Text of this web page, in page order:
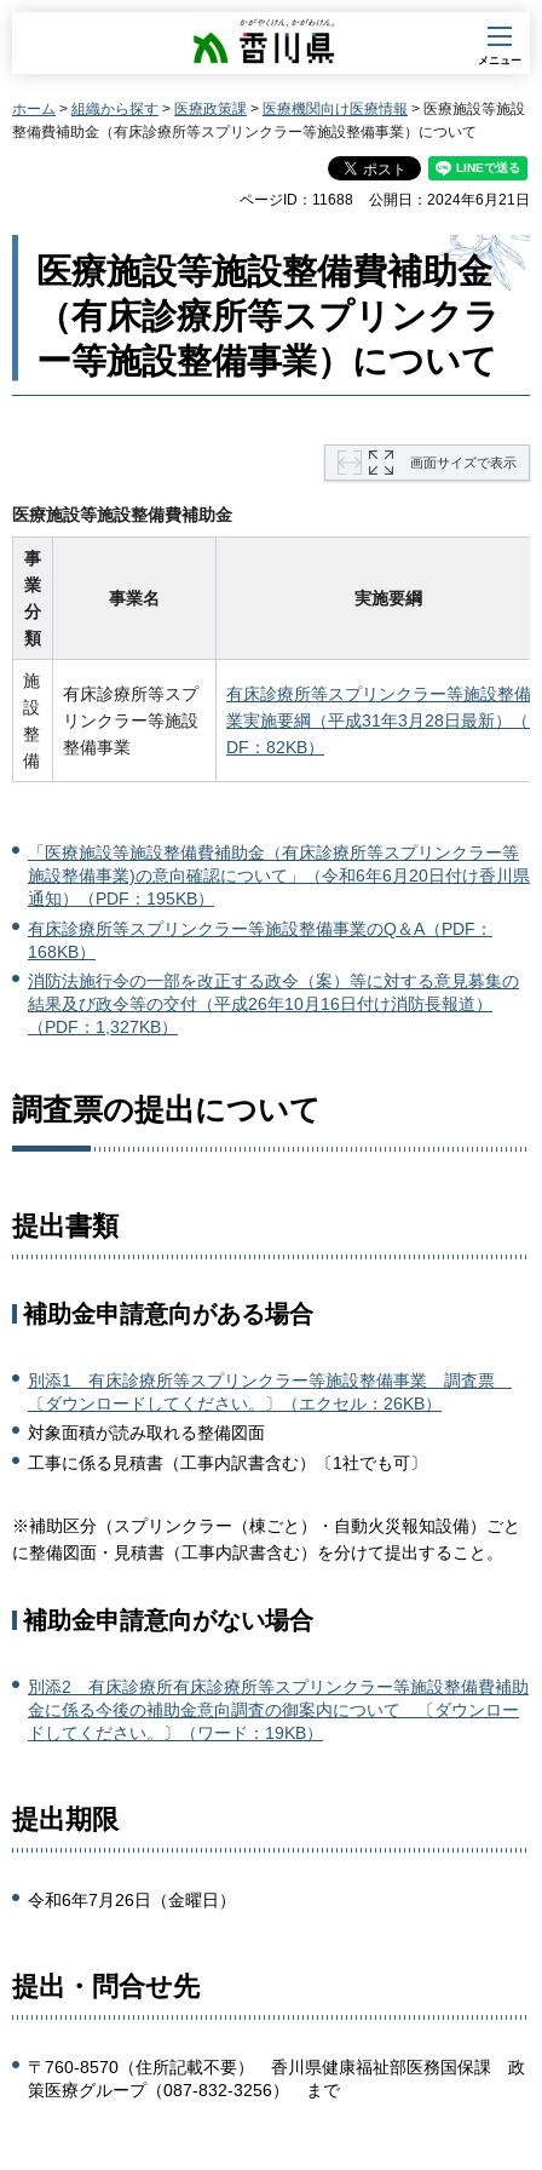
香川県
メニュー
ホーム > 組織から探す > 医療政策課 > 医療機関向け医療情報 > 医療施設等施設
整備費補助金（有床診療所等スプリンクラー等施設整備事業）について
ページID：11688 公開日：2024年6月21日
医療施設等施設整備費補助金
（有床診療所等スプリンクラ
ー等施設整備事業）について
画面サイズで表示
医療施設等施設整備費補助金
事
業
分
類
事業名 実施要綱
施
設
整
備
有床診療所等スプ
リンクラー等施設
整備事業
有床診療所等スプリンクラー等施設整備
業実施要綱（平成31年3月28日最新）（P
DF：82KB）
「医療施設等施設整備費補助金（有床診療所等スプリンクラー等
施設整備事業)の意向確認について」（令和6年6月20日付け香川県
通知）（PDF：195KB）
有床診療所等スプリンクラー等施設整備事業のQ＆A（PDF：
168KB）
消防法施行令の一部を改正する政令（案）等に対する意見募集の
結果及び政令等の交付（平成26年10月16日付け消防長報道）
（PDF：1,327KB）
調査票の提出について
提出書類
補助金申請意向がある場合
別添1 有床診療所等スプリンクラー等施設整備事業 調査票
〔ダウンロードしてください。〕（エクセル：26KB）
対象面積が読み取れる整備図面
工事に係る見積書（工事内訳書含む）〔1社でも可〕
※補助区分（スプリンクラー（棟ごと）・自動火災報知設備）ごと
に整備図面・見積書（工事内訳書含む）を分けて提出すること。
補助金申請意向がない場合
別添2 有床診療所有床診療所等スプリンクラー等施設整備費補助
金に係る今後の補助金意向調査の御案内について 〔ダウンロー
ドしてください。〕（ワード：19KB）
提出期限
令和6年7月26日（金曜日）
提出・問合せ先
〒760-8570（住所記載不要） 香川県健康福祉部医務国保課 政
策医療グループ（087-832-3256） まで